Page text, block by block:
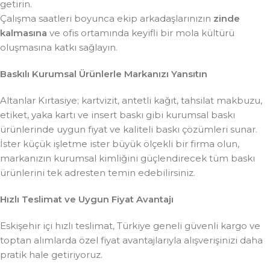
getirin.
Çalışma saatleri boyunca ekip arkadaşlarınızın zinde
kalmasına ve ofis ortamında keyifli bir mola kültürü
oluşmasına katkı sağlayın.
Baskılı Kurumsal Ürünlerle Markanızı Yansıtın
Altanlar Kırtasiye; kartvizit, antetli kağıt, tahsilat makbuzu,
etiket, yaka kartı ve insert baskı gibi kurumsal baskı
ürünlerinde uygun fiyat ve kaliteli baskı çözümleri sunar.
İster küçük işletme ister büyük ölçekli bir firma olun,
markanızın kurumsal kimliğini güçlendirecek tüm baskı
ürünlerini tek adresten temin edebilirsiniz.
Hızlı Teslimat ve Uygun Fiyat Avantajı
Eskişehir içi hızlı teslimat, Türkiye geneli güvenli kargo ve
toptan alımlarda özel fiyat avantajlarıyla alışverişinizi daha
pratik hale getiriyoruz.